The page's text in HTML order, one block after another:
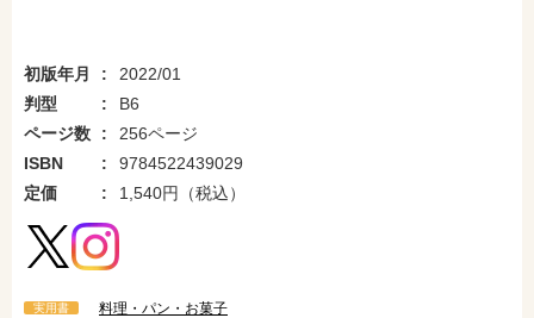
初版年月
2022/01
判型
B6
ページ数
256ページ
ISBN
9784522439029
定価
1,540円（税込）
実用書 料理・パン・お菓子